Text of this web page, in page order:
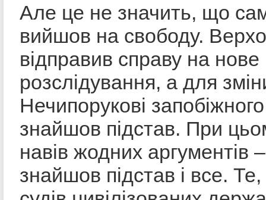
Але це не значить, що
вийшов на свободу.
відправив справу на нове
розслідування, а для
Нечипорукові
знайшов підстав. При
навів жодних аргументів
знайшов підстав і все.